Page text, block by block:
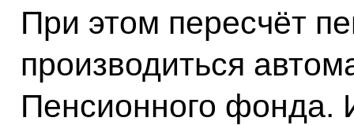
При этом пересчёт
производиться
Пенсионного фонда.